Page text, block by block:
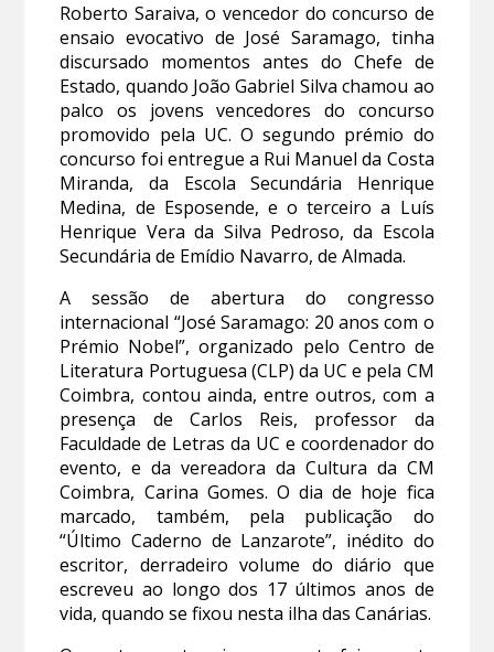
Roberto Saraiva, o vencedor do concurso de
ensaio evocativo de José Saramago, tinha
discursado momentos antes do Chefe de
Estado, quando João Gabriel Silva chamou ao
palco os jovens vencedores do concurso
promovido pela UC. O segundo prémio do
concurso foi entregue a Rui Manuel da Costa
Miranda, da Escola Secundária Henrique
Medina, de Esposende, e o terceiro a Luís
Henrique Vera da Silva Pedroso, da Escola
Secundária de Emídio Navarro, de Almada.
A sessão de abertura do congresso
internacional “José Saramago: 20 anos com o
Prémio Nobel”, organizado pelo Centro de
Literatura Portuguesa (CLP) da UC e pela CM
Coimbra, contou ainda, entre outros, com a
presença de Carlos Reis, professor da
Faculdade de Letras da UC e coordenador do
evento, e da vereadora da Cultura da CM
Coimbra, Carina Gomes. O dia de hoje fica
marcado, também, pela publicação do
“Último Caderno de Lanzarote”, inédito do
escritor, derradeiro volume do diário que
escreveu ao longo dos 17 últimos anos de
vida, quando se fixou nesta ilha das Canárias.